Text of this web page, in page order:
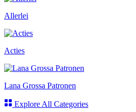
Allerlei
Acties
Lana Grossa Patronen
Explore All Categories